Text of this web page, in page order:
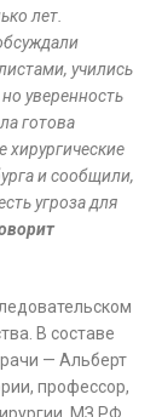
лет.
учились
уверенность
готова
хирургические
и сообщили,
угроза для
В составе
— Альберт
профессор,